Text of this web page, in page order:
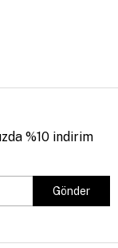
%10 indirim
Gönder